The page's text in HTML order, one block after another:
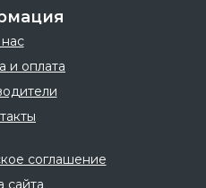
и оплата
соглашение
сайта